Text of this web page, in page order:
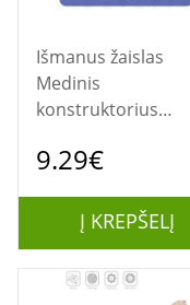
Išmanus žaislas
Medinis
konstruktorius
mokomasis modelis
9.29€
Į KREPŠELĮ